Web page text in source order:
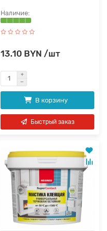
13.10 BYN /шт
В корзину
Быстрый заказ